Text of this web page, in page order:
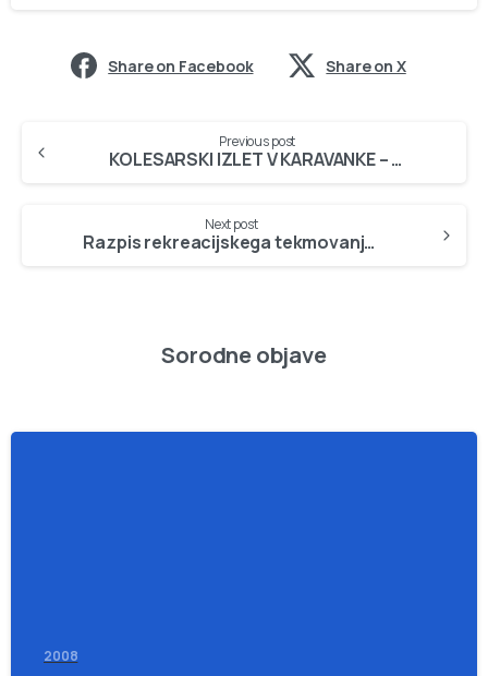
Share on Facebook Share on X
Reading
Previous post
KOLESARSKI IZLET V KARAVANKE – 5.10.2008
Next post
Razpis rekreacijskega tekmovanja v kegljanju
Sorodne objave
2008